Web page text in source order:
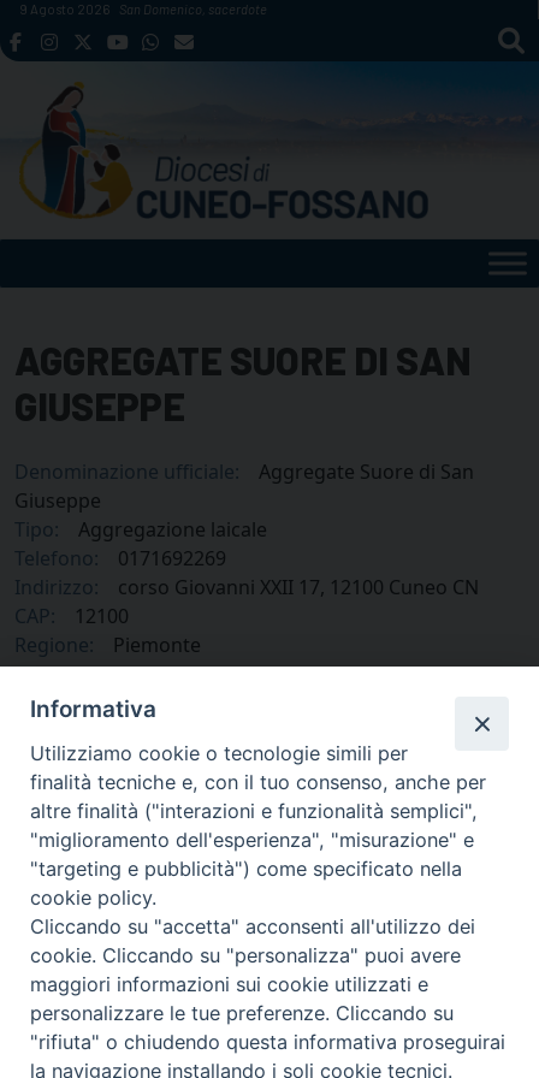
Skip
to
9 Agosto 2026 San Domenico, sacerdote
AGGREGATE SUORE DI SAN
GIUSEPPE
Denominazione ufficiale:
Aggregate Suore di San
Giuseppe
Tipo:
Aggregazione laicale
Telefono:
0171692269
Indirizzo:
corso Giovanni XXII 17, 12100 Cuneo CN
CAP:
12100
Regione:
Piemonte
Paese:
Italia
via Amedeo Rossi, 28 - 12100 Cuneo
segreteriagenerale@diocesicuneofossano.it
c.f. 96017380047
Informativa
Utilizziamo cookie o tecnologie simili per
finalità tecniche e, con il tuo consenso, anche per
altre finalità ("interazioni e funzionalità semplici",
"miglioramento dell'esperienza", "misurazione" e
"targeting e pubblicità") come specificato nella
cookie policy.
Cliccando su "accetta" acconsenti all'utilizzo dei
cookie. Cliccando su "personalizza" puoi avere
maggiori informazioni sui cookie utilizzati e
personalizzare le tue preferenze. Cliccando su
"rifiuta" o chiudendo questa informativa proseguirai
la navigazione installando i soli cookie tecnici.